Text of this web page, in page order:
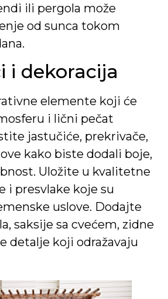
ili pergola može
od sunca tokom
i dekoracija
elemente koji će
i lični pečat
jastučiće, prekrivače,
kako biste dodali boje,
Uložite u kvalitetne
i presvlake koje su
uslove. Dodajte
saksije sa cvećem, zidne
detalje koji odražavaju